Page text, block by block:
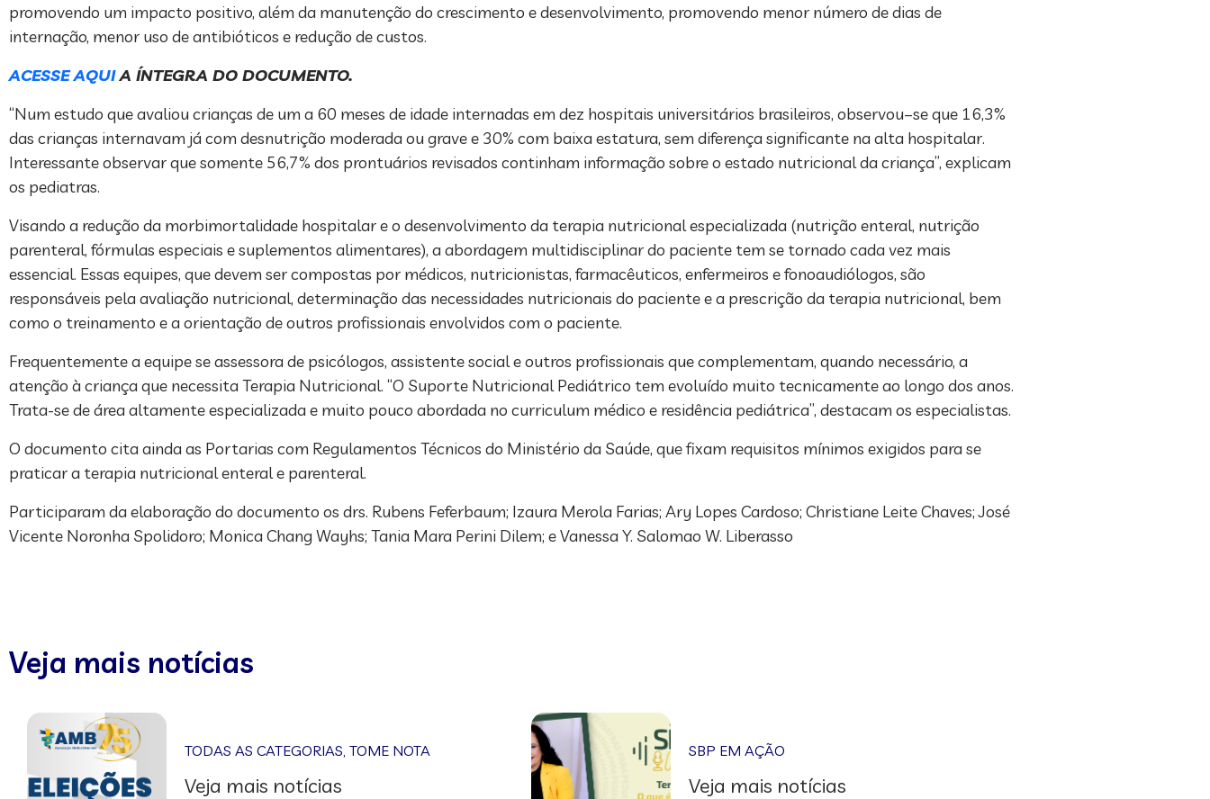
promovendo um impacto positivo, além da manutenção do crescimento e desenvolvimento, promovendo menor número de dias de
internação, menor uso de antibióticos e redução de custos.
ACESSE AQUIA ÍNTEGRA DO DOCUMENTO.
“Num estudo que avaliou crianças de um a 60 meses de idade internadas em dez hospitais uni­versitários brasileiros, observou–se que 16,3%
das crianças internavam já com desnutrição mo­derada ou grave e 30% com baixa estatura, sem diferença significante na alta hospitalar.
Interessante observar que somente 56,7% dos prontuários revisados continham in­formação sobre o estado nutricional da criança”, explicam
os pediatras.
Visando a redução da morbimortalidade hos­pitalar e o desenvolvimento da terapia nutri­cional especializada (nutrição enteral, nutrição
parenteral, fórmulas especiais e suplementos alimentares), a aborda­gem multidisciplinar do paciente tem se tornado cada vez mais
essencial. Essas equipes, que devem ser compostas por médicos, nutricionistas, farmacêuticos, enfermeiros e fo­noaudiólogos, são
responsáveis pela avaliação nutricional, determinação das necessidades nu­tricionais do paciente e a prescrição da terapia nutricional, bem
como o treinamento e a orien­tação de outros profissionais envolvidos com o paciente.
Frequentemente a equipe se assessora de psicólogos, assistente social e outros profis­sionais que complementam, quando necessário, a
atenção à criança que necessita Terapia Nutri­cional. “O Suporte Nutricional Pediátrico tem evoluído muito tecnicamente ao longo dos anos.
Trata-se de área altamente especializada e muito pouco abordada no curriculum médico e residência pe­diátrica”, destacam os especialistas.
O documento cita ainda as Por­tarias com Regulamentos Técnicos do Ministério da Saúde, que fixam requisitos mínimos exigidos para se
praticar a terapia nutricional enteral e parenteral.
Participaram da elaboração do documento os drs. Rubens Feferbaum; Izaura Merola Farias; Ary Lopes Cardoso; Christiane Leite Chaves; José
Vicente Noronha Spolidoro; Monica Chang Wayhs; Tania Mara Perini Dilem; e Vanessa Y. Salomao W. Liberasso
Veja mais notícias
TODAS AS CATEGORIAS ,TOME NOTA
Veja mais notícias
SBP EM AÇÃO
Veja mais notícias